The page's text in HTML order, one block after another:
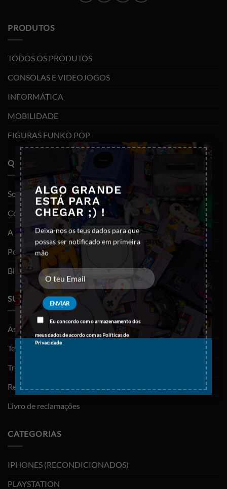
ALGO GRANDE
ESTÁ PARA
CHEGAR ;) !
Deixa-nos os teus dados para que
possas ser notificado em primeira
mão
Eu concordo com o armazenamento dos
meus dados de acordo com asPolíticas de
Privacidade
×
PRODUTOS
TODOS OS PRODUTOS
CONSOLAS E VIDEOJOGOS
INFORMÁTICA
MOBILIDADE
FIGURAS FUNKO POP
QUEM SOMOS
Sobre nós
Contactos
A minha conta
Política de privacidade
Blog
SUPORTE
As minhas encomendas
Termos e Condições
Trocas e devoluções
Resolução de litígios
Livro de reclamações
CATEGORIAS
IPHONES (RECONDICIONADOS)
PLAYSTATION